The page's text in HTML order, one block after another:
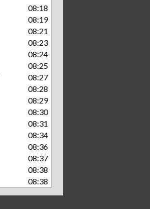
08:18
08:19
08:21
08:23
08:24
08:25
08:27
08:28
08:29
08:30
08:31
08:34
08:36
08:37
08:38
08:38